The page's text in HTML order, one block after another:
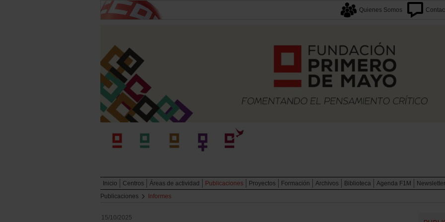
Quienes Somos
Inicio Centros Áreas de actividad Publicaciones Proyectos Formación Archivos Biblioteca Agenda F1M
Newsletter
Publicaciones
Informes
15/10/2025